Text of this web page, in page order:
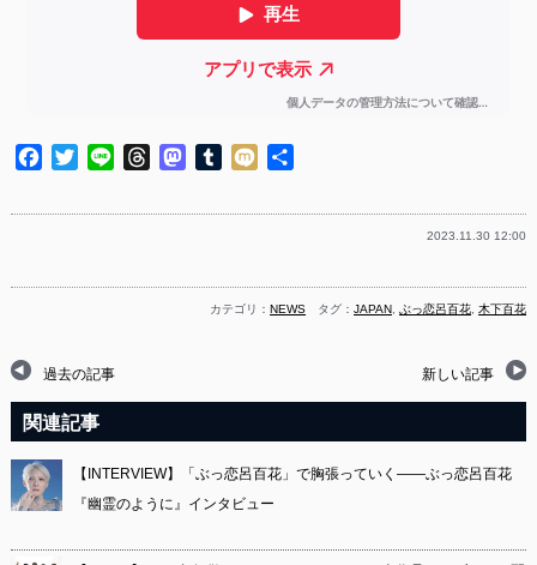
Facebook
TwitterLine ThreadsMastodon
Tumblr
Mixi
2023.11.30 12:00
カテゴリ：NEWS タグ：JAPAN ぶっ恋呂百花 ,木下百花
過去の記事 新しい記事
関連記事
【INTERVIEW】「ぶっ恋呂百花」で胸張っていく――ぶっ恋呂百花
『幽霊のように』インタビュー